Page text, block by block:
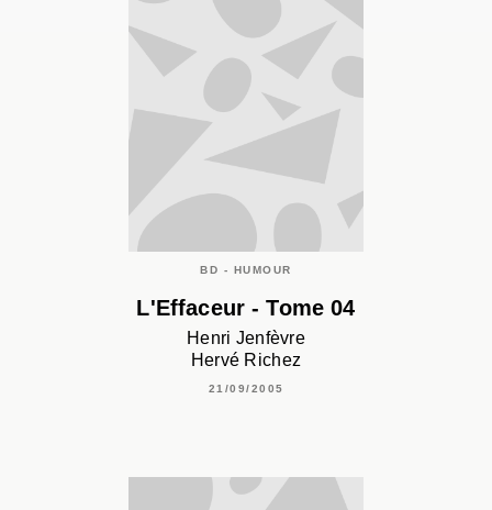
BD - HUMOUR
L'Effaceur - Tome 04
Henri Jenfèvre
Hervé Richez
21/09/2005